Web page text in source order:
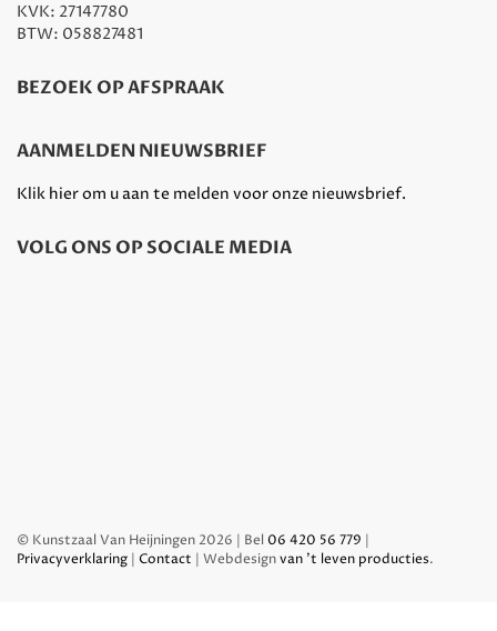
KVK: 27147780
BTW: 058827481
BEZOEK OP AFSPRAAK
AANMELDEN NIEUWSBRIEF
Klik hier om u aan te melden voor onze nieuwsbrief.
VOLG ONS OP SOCIALE MEDIA
© Kunstzaal Van Heijningen 2026 | Bel 06 420 56 779 |
Privacyverklaring | Contact | Webdesignvan 't leven producties.